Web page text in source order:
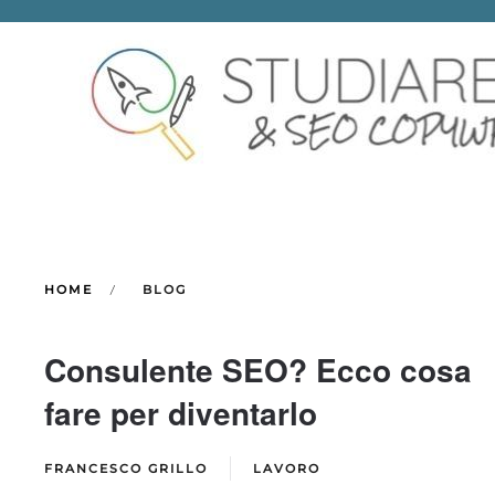
Skip to main content
HOME BLOG
Consulente SEO? Ecco cosa
fare per diventarlo
FRANCESCO GRILLO LAVORO